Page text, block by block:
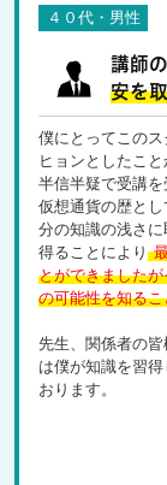
４０代・男性
講師
安を
僕にとってこの
ヒョンとしたこ
半信半疑で受講を
仮想通貨の歴と
分の知識の浅さ
得ることにより 最
とができました
の可能性を知る
先生、関係者の
は僕が知識を習
おります。